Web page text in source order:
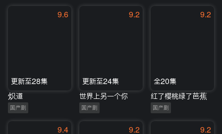
9.6
更新至28集
炽道
国产剧
9.2
更新至24集
世界上另一个你
国产剧
9.2
全20集
红了樱桃绿了芭蕉
国产剧
9.4 9.2 9.2